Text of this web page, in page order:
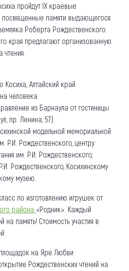
пройдут IX краевые
посвященные памяти выдающегося
Роберта Рождественского.
края предлагают организованную
чтения.
Косиха, Алтайский край
человека
из Барнаула от гостиницы
пр. Ленина, 57).
модельной мемориальной
Р.И. Рождественского, центру
им. Р.И. Рождественского,
Рождественского, Косихинскому
музею.
по изготовлению игрушек от
района «Родник». Каждый
на память! Стоимость участия в
на Яре Любви
Рождественских чтений на